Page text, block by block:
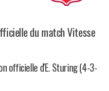
du match Vitesse
officielle d'E. Sturing (4-3-